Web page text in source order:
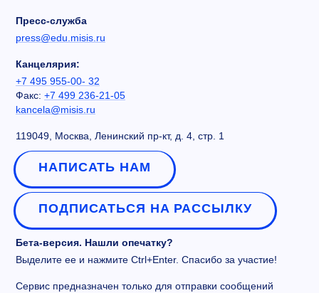
материаловедение полупроводников
и ферромагнетиков.
marenkin.sf@misis.ru
Олег Игоревич Рабинович
К.ф.-м.н., доцент кафедры технологии
материалов электроники
Научные интересы: технология и материалы
Пресс-служба
press@edu.misis.ru
Канцелярия:
+7 495 955-00- 32
Факс: +7 499 236-21-05
kancela@misis.ru
119049, Москва, Ленинский пр-кт, д. 4, стр. 1
НАПИСАТЬ НАМ
ПОДПИСАТЬСЯ НА РАССЫЛКУ
Бета-версия. Нашли опечатку?
Выделите ее и нажмите Ctrl+Enter. Спасибо за участие!
Сервис предназначен только для отправки сообщений